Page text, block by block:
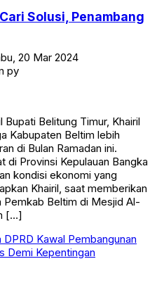
Solusi, Penambang
20 Mar 2024
py
Bupati Belitung Timur, Khairil
Kabupaten Beltim lebih
di Bulan Ramadan ini.
di Provinsi Kepulauan Bangka
kondisi ekonomi yang
Khairil, saat memberikan
Pemkab Beltim di Mesjid Al-
[…]